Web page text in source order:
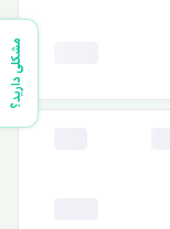
مشکلی دارید؟